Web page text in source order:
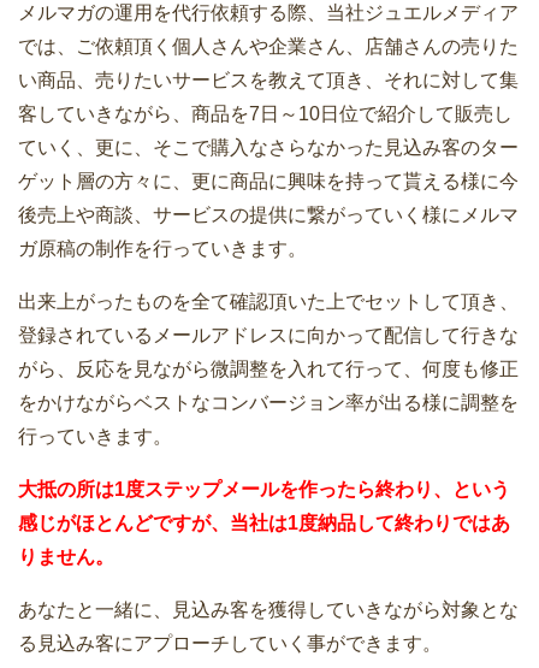
メルマガの運用を代行依頼する際、当社ジュエルメディア
では、ご依頼頂く個人さんや企業さん、店舗さんの売りた
い商品、売りたいサービスを教えて頂き、それに対して集
客していきながら、商品を7日～10日位で紹介して販売し
ていく、更に、そこで購入なさらなかった見込み客のター
ゲット層の方々に、更に商品に興味を持って貰える様に今
後売上や商談、サービスの提供に繋がっていく様にメルマ
ガ原稿の制作を行っていきます。
出来上がったものを全て確認頂いた上でセットして頂き、
登録されているメールアドレスに向かって配信して行きな
がら、反応を見ながら微調整を入れて行って、何度も修正
をかけながらベストなコンバージョン率が出る様に調整を
行っていきます。
大抵の所は1度ステップメールを作ったら終わり、という
感じがほとんどですが、当社は1度納品して終わりではあ
りません。
あなたと一緒に、見込み客を獲得していきながら対象とな
る見込み客にアプローチしていく事ができます。